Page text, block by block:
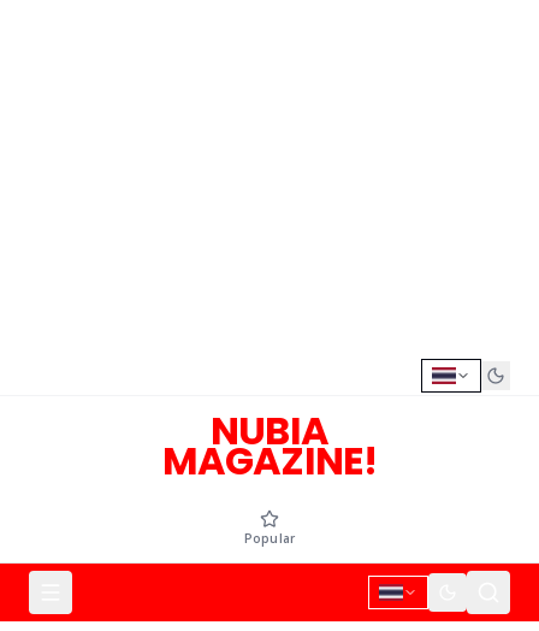
NUBIA
MAGAZINE!
Popular